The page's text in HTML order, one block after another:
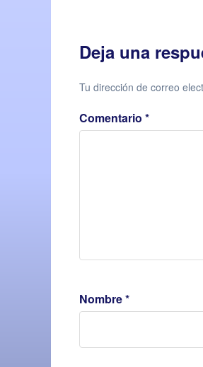
Deja una
Tu dirección de correo
Comentario *
Nombre*